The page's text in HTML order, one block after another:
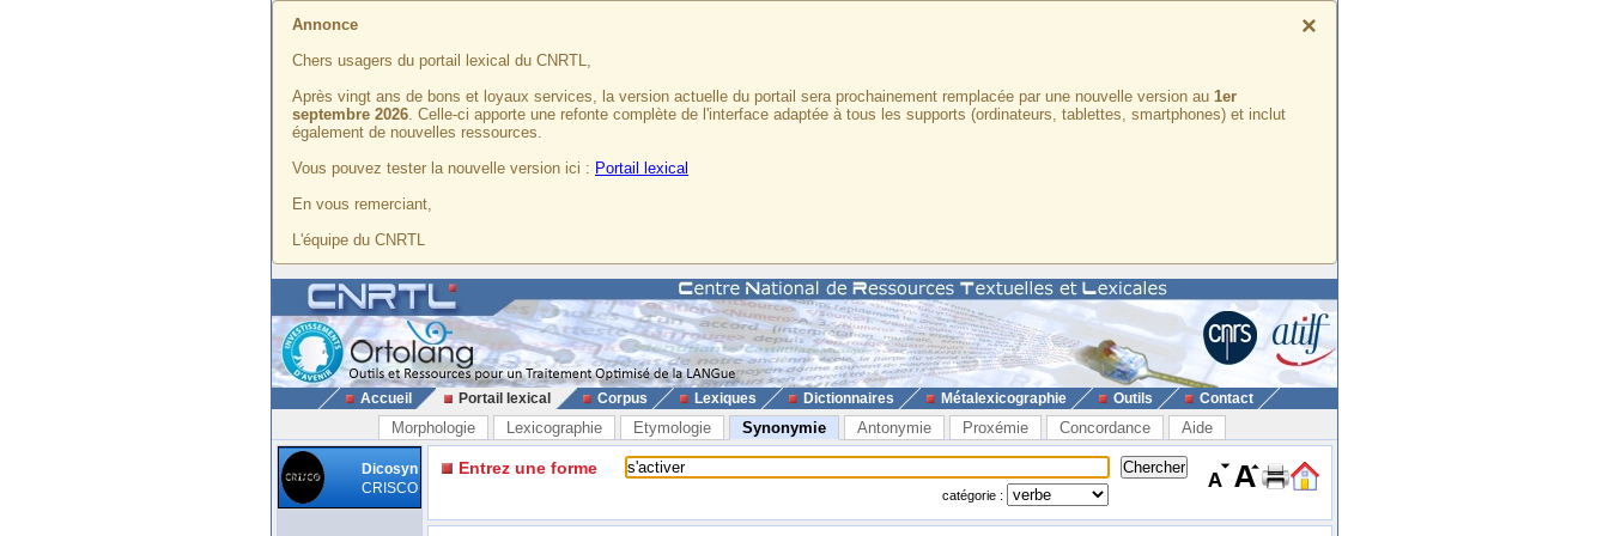
×
Annonce
Chers usagers du portail lexical du CNRTL,
Après vingt ans de bons et loyaux services, la version actuelle du portail sera prochainement remplacée par une nouvelle version au 1er
septembre 2026. Celle-ci apporte une refonte complète de l'interface adaptée à tous les supports (ordinateurs, tablettes, smartphones) et inclut
également de nouvelles ressources.
Vous pouvez tester la nouvelle version ici : Portail lexical
En vous remerciant,
L'équipe du CNRTL
Accueil Portail lexical Corpus Lexiques Dictionnaires Métalexicographie Outils Contact
Morphologie Lexicographie Etymologie Synonymie Antonymie Proxémie Concordance Aide
Dicosyn
CRISCO
Entrez une forme
catégorie :